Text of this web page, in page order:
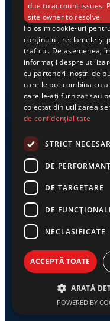
Despre noi
Casa de editură
© 2026 Ziarul
due to account issues.
site owner to resolve.
Folosim cookie-uri
conținutul, reclamele și
traficul. De asemenea,
informații despre
cu partenerii noștri de
care le pot combina cu
care le-ați furnizat sau
colectat din utilizarea
de confidențialitate
STRICT
DE
DE TARGETARE
DE
NECLASIFICATE
ACCEPTĂ TOATE
ARATĂ
POWERED BY